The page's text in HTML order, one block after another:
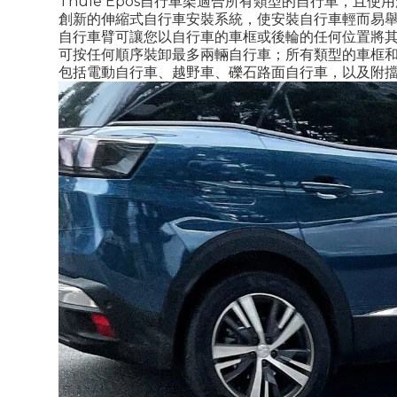
創新的伸縮式自行車安裝系統，使安裝自行車輕而易
自行車臂可讓您以自行車的車框或後輪的任何位置將
可按任何順序裝卸最多兩輛自行車；所有類型的車框
包括電動自行車、越野車、礫石路面自行車，以及附